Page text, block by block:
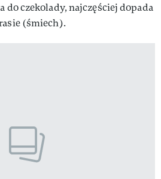
do czekolady, najczęściej dopada
(śmiech).